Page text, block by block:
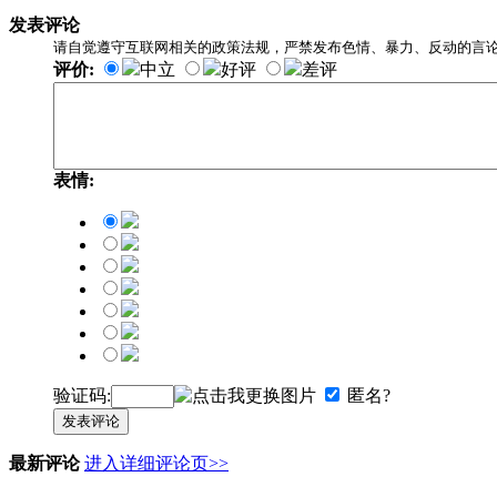
发表评论
请自觉遵守互联网相关的政策法规，严禁发布色情、暴力、反动的言
评价: 中立 好评 差评
表情:
验证码: 匿名?
发表评论
最新评论 进入详细评论页>>